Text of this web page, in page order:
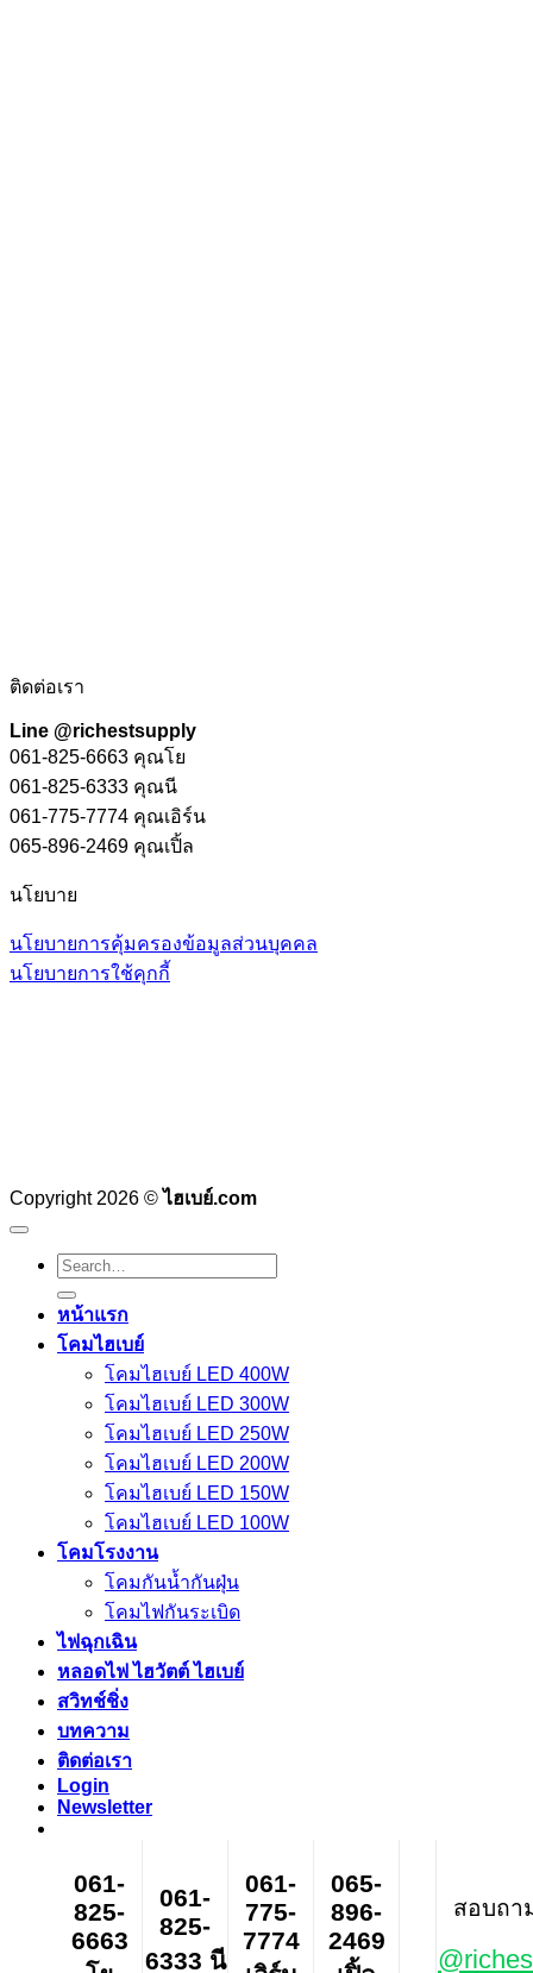
ติดต่อเรา
Line @richestsupply
061-825-6663 คุณโย
061-825-6333 คุณนี
061-775-7774 คุณเอิร์น
065-896-2469 คุณเปิ้ล
นโยบาย
นโยบายการคุ้มครองข้อมูลส่วนบุคคล
นโยบายการใช้คุกกี้
Copyright 2026 ©ไฮเบย์.com
Search
for:
หน้าแรก
โคมไฮเบย์
โคมไฮเบย์ LED 400W
โคมไฮเบย์ LED 300W
โคมไฮเบย์ LED 250W
โคมไฮเบย์ LED 200W
โคมไฮเบย์ LED 150W
โคมไฮเบย์ LED 100W
โคมโรงงาน
โคมกันน้ำกันฝุ่น
โคมไฟกันระเบิด
ไฟฉุกเฉิน
หลอดไฟ ไฮวัตต์ ไฮเบย์
สวิทช์ชิ่ง
บทความ
ติดต่อเรา
Login
Newsletter
061-
825-
6663
061-
825-
6333 นี
061-
775-
7774
065-
896-
2469
สอบถา